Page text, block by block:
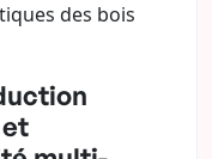
des bois